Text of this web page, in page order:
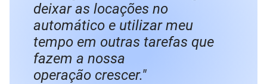
deixar as locações no
automático e utilizar meu
tempo em outras tarefas que
fazem a nossa
operação crescer."